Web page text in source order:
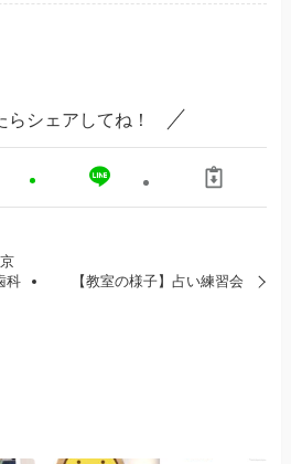
らシェアしてね！
科
【教室の様子】占い練習会